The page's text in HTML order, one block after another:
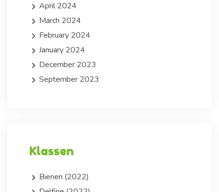
April 2024
March 2024
February 2024
January 2024
December 2023
September 2023
Klassen
Bienen (2022)